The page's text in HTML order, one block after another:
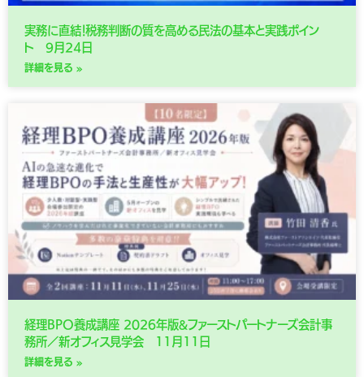
実務に直結！税務判断の質を高める民法の基本と実践ポイン
ト 9月24日
詳細を見る »
経理BPO養成講座 2026年版&ファーストパートナーズ会計事
務所／新オフィス見学会 11月11日
詳細を見る »